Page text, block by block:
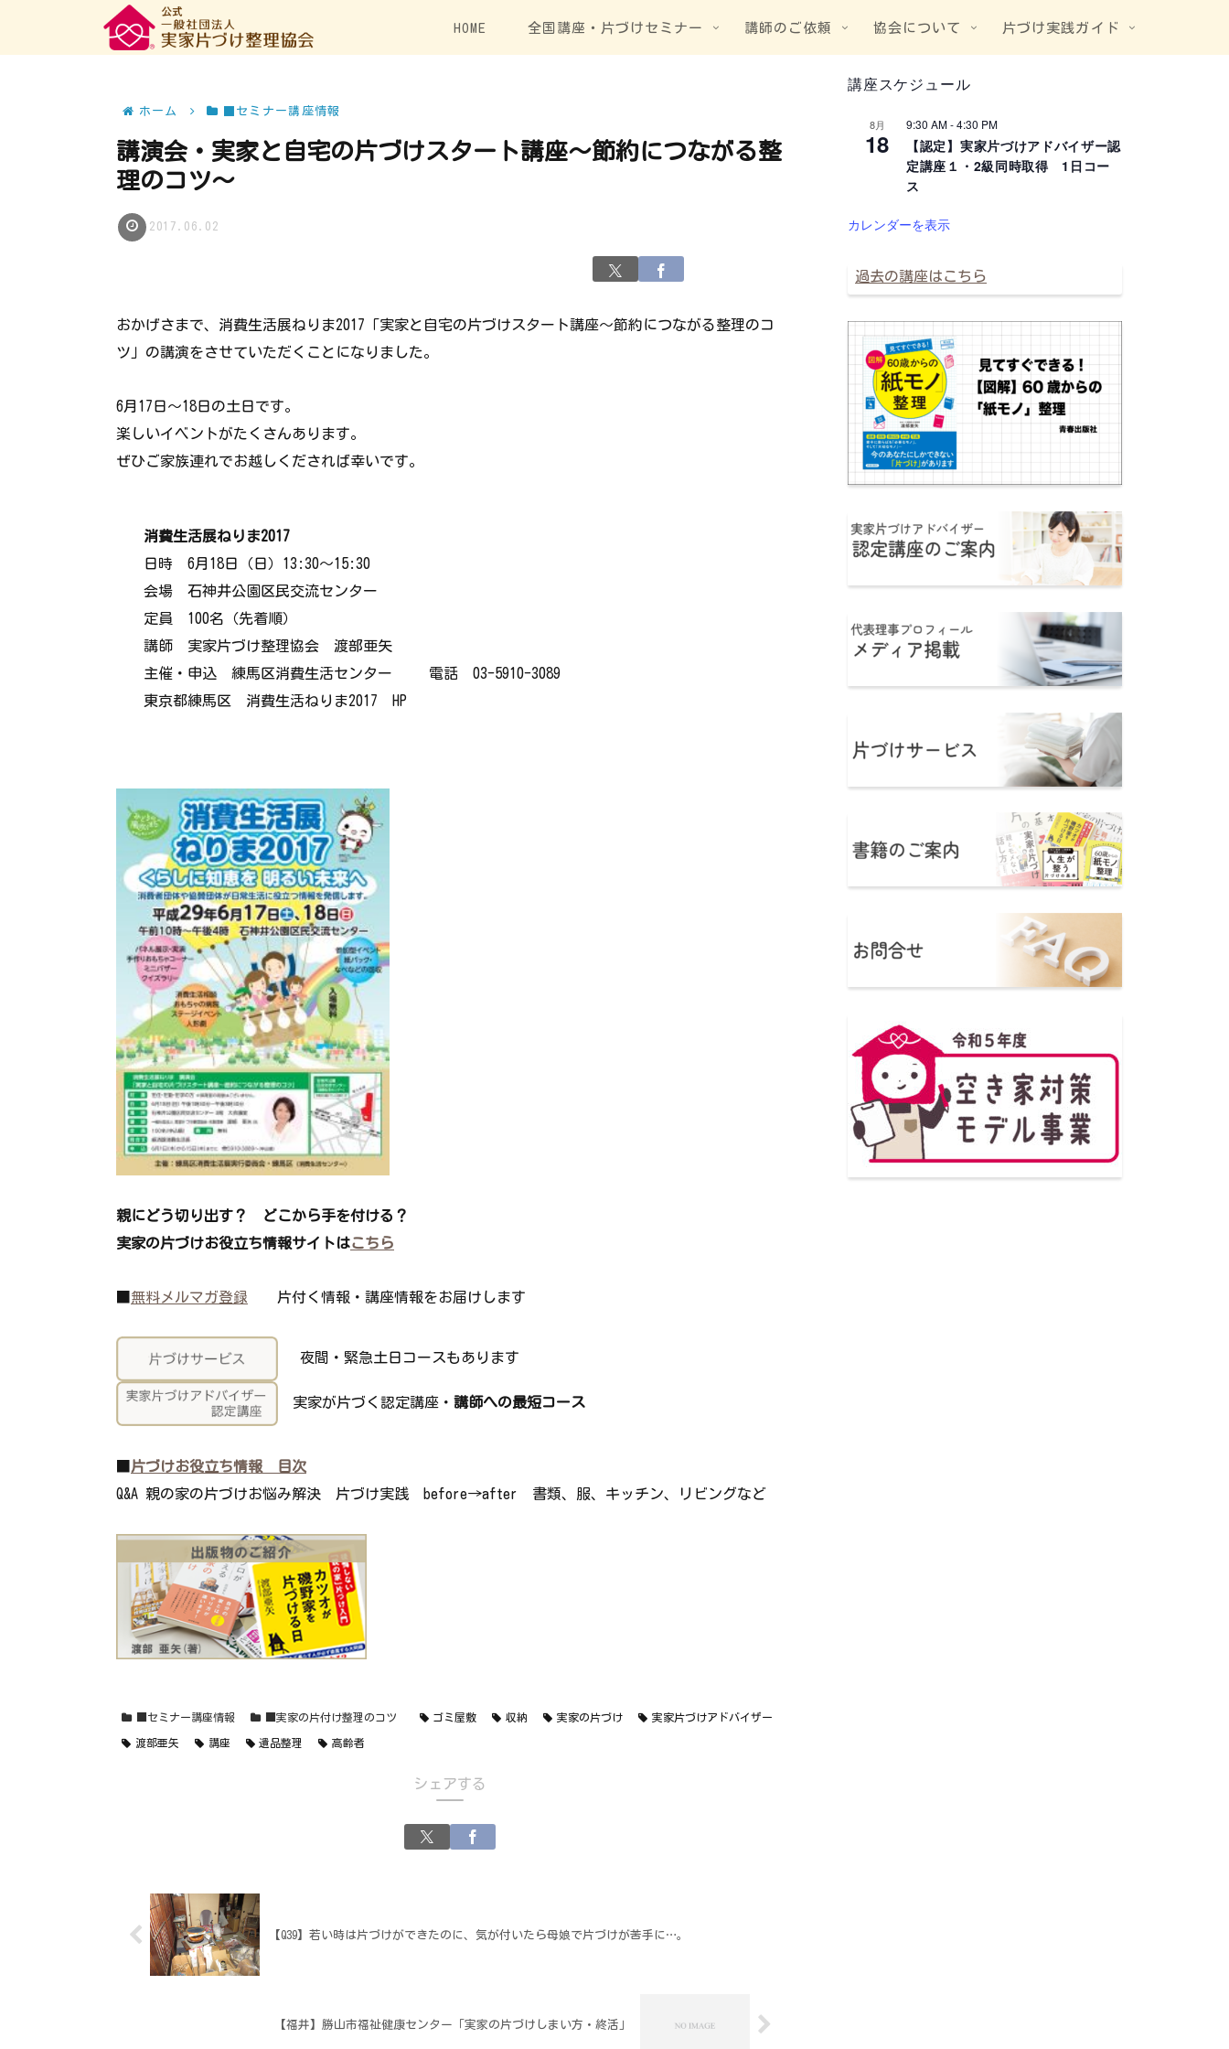
HOME 全国講座・片づけセミナー 講師のご依頼 協会について 片づけ実践ガイド
ホーム ■セミナー講座情報
講演会・実家と自宅の片づけスタート講座～節約につながる整
理のコツ～
2017.06.02
おかげさまで、消費生活展ねりま2017「実家と自宅の片づけスタート講座～節約につながる整理のコ
ツ」の講演をさせていただくことになりました。
6月17日～18日の土日です。
楽しいイベントがたくさんあります。
ぜひご家族連れでお越しくだされば幸いです。
消費生活展ねりま2017
日時 6月18日（日）13:30～15:30
会場 石神井公園区民交流センター
定員 100名（先着順）
講師 実家片づけ整理協会 渡部亜矢
主催・申込 練馬区消費生活センター 電話 03-5910-3089
東京都練馬区 消費生活ねりま2017 HP
親にどう切り出す？ どこから手を付ける？
実家の片づけお役立ち情報サイトはこちら
無料メルマガ登録 片付く情報・講座情報をお届けします
夜間・緊急土日コースもあります
実家が片づく認定講座・ 講師への最短コース
片づけお役立ち情報 目次
Q&A 親の家の片づけお悩み解決 片づけ実践 before→after 書類、服、キッチン、リビングなど
■セミナー講座情報 ■実家の片付け整理のコツ ゴミ屋敷 収納 実家の片づけ 実家片づけアドバイザー
渡部亜矢 講座 遺品整理 高齢者
シェアする
【Q39】若い時は片づけができたのに、気が付いたら母娘で片づけが苦手に…。
【福井】勝山市福祉健康センター「実家の片づけしまい方・終活」
講座スケジュール
8月
18
9:30 AM-4:30 PM
【認定】実家片づけアドバイザー認
定講座１・2級同時取得 1日コー
ス
カレンダーを表示
過去の講座はこちら